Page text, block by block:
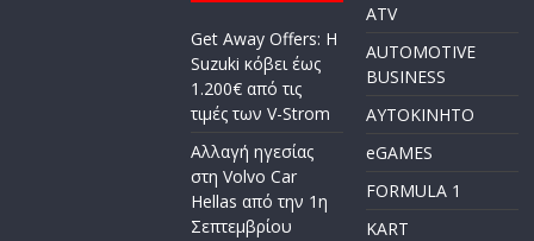
Get Away Offers: Η
Suzuki κόβει έως
1.200€ από τις
τιμές των V-Strom
Αλλαγή ηγεσίας
στη Volvo Car
Hellas από την 1η
Σεπτεμβρίου
ATV
AUTOMOTIVE
BUSINESS
AYTOKINHTO
eGAMES
FORMULA 1
KART